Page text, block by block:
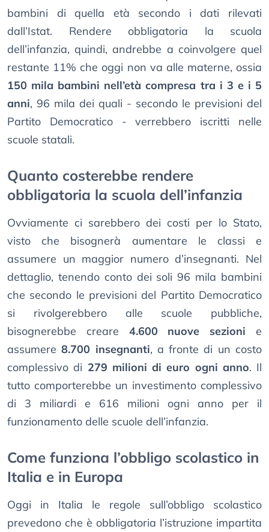
bambini di quella età secondo i dati rilevati
dall’Istat. Rendere obbligatoria la scuola
dell’infanzia, quindi, andrebbe a coinvolgere quel
restante 11% che oggi non va alle materne, ossia
150 mila bambini nell’età compresa tra i 3 e i 5
anni, 96 mila dei quali - secondo le previsioni del
Partito Democratico - verrebbero iscritti nelle
scuole statali.
Quanto costerebbe rendere
obbligatoria la scuola dell’infanzia
Ovviamente ci sarebbero dei costi per lo Stato,
visto che bisognerà aumentare le classi e
assumere un maggior numero d’insegnanti. Nel
dettaglio, tenendo conto dei soli 96 mila bambini
che secondo le previsioni del Partito Democratico
si rivolgerebbero alle scuole pubbliche,
bisognerebbe creare 4.600 nuove sezioni e
assumere8.700 insegnanti, a fronte di un costo
complessivo di 279 milioni di euro ogni anno. Il
tutto comporterebbe un investimento complessivo
di 3 miliardi e 616 milioni ogni anno per il
funzionamento delle scuole dell’infanzia.
Come funziona l’obbligo scolastico in
Italia e in Europa
Oggi in Italia le regole sull’obbligo scolastico
prevedono che è obbligatoria l’istruzione impartita